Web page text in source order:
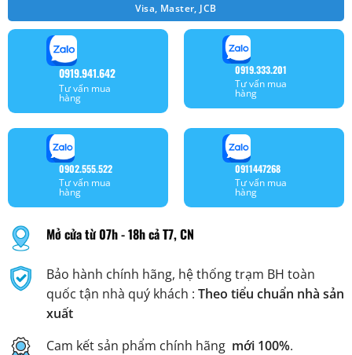
Visa, Master, JCB
0919.941.642
Tư vấn mua
hàng
0919.333.201
Tư vấn mua
hàng
0902.555.522
Tư vấn mua
hàng
0911447268
Tư vấn mua
hàng
Mở cửa từ 07h - 18h cả T7, CN
Bảo hành chính hãng, hệ thống trạm BH toàn
quốc tận nhà quý khách : Theo tiểu chuẩn nhà sản
xuất
Cam kết sản phẩm chính hãng mới 100%.